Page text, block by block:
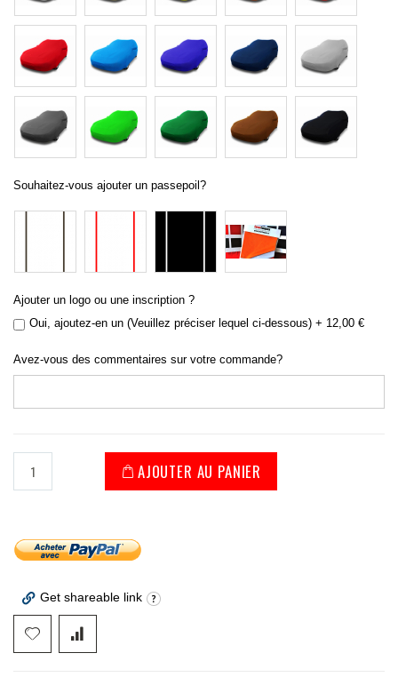
Souhaitez-vous ajouter un passepoil?
Ajouter un logo ou une inscription ?
Oui, ajoutez-en un (Veuillez préciser lequel ci-dessous) + 12,00 €
Avez-vous des commentaires sur votre commande?
AJOUTER AU PANIER
Get shareable link